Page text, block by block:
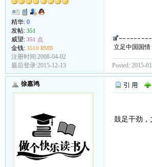
精华: 0
发帖: 351
威望: 351 点
金钱: 3510 RMB
注册时间:2008-04-02
最后登录:2015-12-13
立足中国国
Posted: 2015-
徐嘉鸿
鼓足干劲，